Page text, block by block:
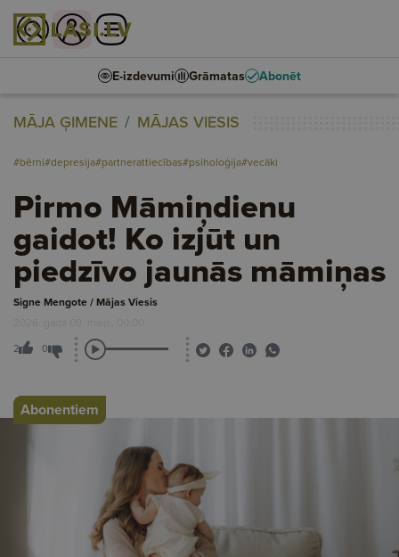
E-izdevumi Grāmatas Abonēt
MĀJA ĢIMENE MĀJAS VIESIS
#bērni#depresija#partnerattiecības#psiholoģija#vecāki
Pirmo Māmiņdienu
gaidot! Ko izjūt un
piedzīvo jaunās māmiņas
Signe Mengote / Mājas Viesis
2026. gada 09. maijs, 00:00
2 0
Abonentiem